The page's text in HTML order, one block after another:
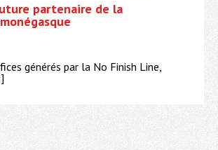
partenaire de la
générés par la No Finish Line,